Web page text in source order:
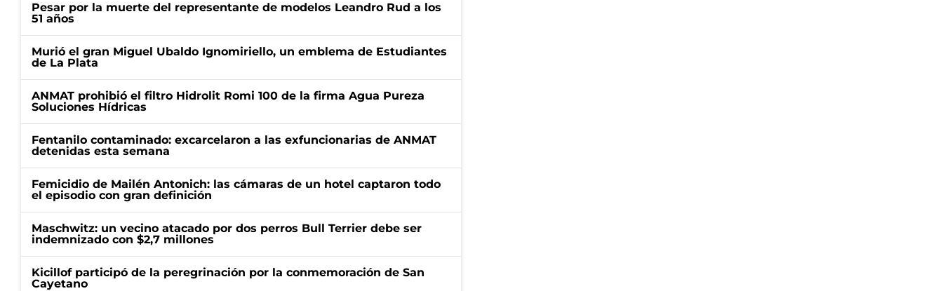
Pesar por la muerte del representante de modelos Leandro Rud a los
51 años
Murió el gran Miguel Ubaldo Ignomiriello, un emblema de Estudiantes
de La Plata
ANMAT prohibió el filtro Hidrolit Romi 100 de la firma Agua Pureza
Soluciones Hídricas
Fentanilo contaminado: excarcelaron a las exfuncionarias de ANMAT
detenidas esta semana
Femicidio de Mailén Antonich: las cámaras de un hotel captaron todo
el episodio con gran definición
Maschwitz: un vecino atacado por dos perros Bull Terrier debe ser
indemnizado con $2,7 millones
Kicillof participó de la peregrinación por la conmemoración de San
Cayetano